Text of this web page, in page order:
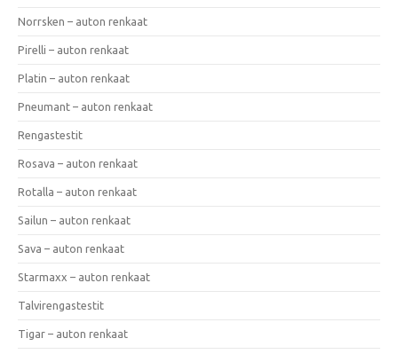
Norrsken – auton renkaat
Pirelli – auton renkaat
Platin – auton renkaat
Pneumant – auton renkaat
Rengastestit
Rosava – auton renkaat
Rotalla – auton renkaat
Sailun – auton renkaat
Sava – auton renkaat
Starmaxx – auton renkaat
Talvirengastestit
Tigar – auton renkaat